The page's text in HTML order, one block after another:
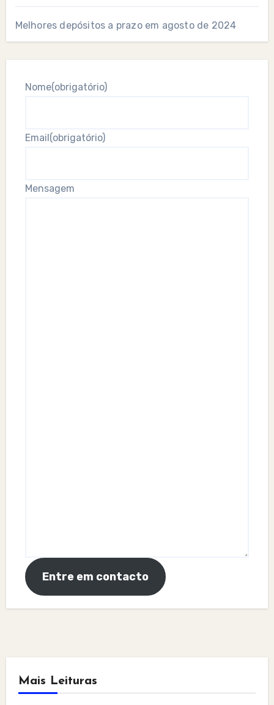
Melhores depósitos a prazo em agosto de 2024
Nome(obrigatório)
Email (obrigatório)
Mensagem
Entre em contacto
Mais Leituras